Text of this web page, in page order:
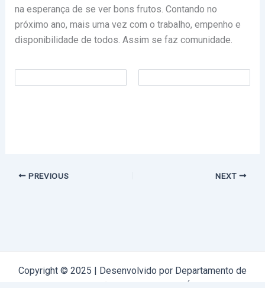
na esperança de se ver bons frutos. Contando no
próximo ano, mais uma vez com o trabalho, empenho e
disponibilidade de todos. Assim se faz comunidade.
PREVIOUS NEXT
Copyright © 2025 | Desenvolvido por Departamento de